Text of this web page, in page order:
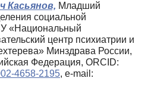
Касьянов, Младший
социальной
«Национальный
центр психиатрии и
Минздрава России,
Федерация, ORCID:
4658-2195, e-mail: